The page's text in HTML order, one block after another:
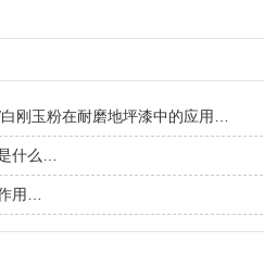
刚玉粉在耐磨地坪漆中的应用…
什么…
用…